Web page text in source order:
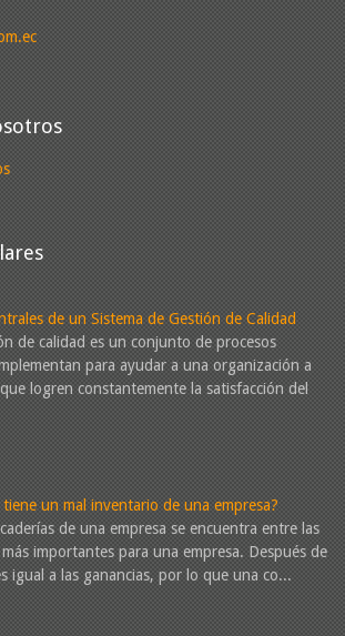
de un Sistema de Gestión de Calidad
de calidad es un conjunto de procesos
para ayudar a una organización a
logren constantemente la satisfacción del
tiene un mal inventario de una empresa?
de una empresa se encuentra entre las
importantes para una empresa. Después de
igual a las ganancias, por lo que una co...